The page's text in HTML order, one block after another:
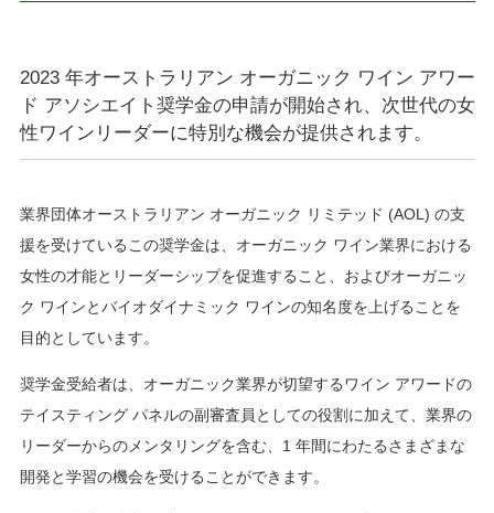
2023 年オーストラリアン オーガニック ワイン アワー
ド アソシエイト奨学金の申請が開始され、次世代の女
性ワインリーダーに特別な機会が提供されます。
業界団体オーストラリアン オーガニック リミテッド (AOL) の支
援を受けているこの奨学金は、オーガニック ワイン業界における
女性の才能とリーダーシップを促進すること、およびオーガニッ
ク ワインとバイオダイナミック ワインの知名度を上げることを
目的としています。
奨学金受給者は、オーガニック業界が切望するワイン アワードの
テイスティング パネルの副審査員としての役割に加えて、業界の
リーダーからのメンタリングを含む、1 年間にわたるさまざまな
開発と学習の機会を受けることができます。